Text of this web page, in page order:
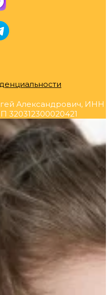
Александрович, ИНН
320312300020421